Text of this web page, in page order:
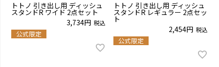
トトノ 引き出し用 ディッシュ
スタンドR ワイド 2点セット
3,734
税込
公式限定
トトノ 引き出し用 ディッシュ
スタンドR レギュラー 2点セッ
ト
2,454
税込
公式限定